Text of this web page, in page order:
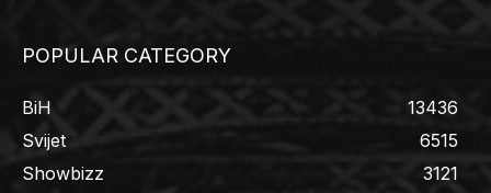
POPULAR CATEGORY
BiH
13436
Svijet
6515
Showbizz
3121